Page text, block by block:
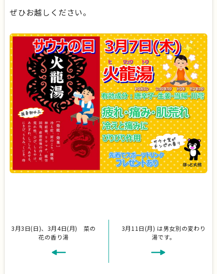
ぜひお越しください。
3月3日(日)、3月4日(月) 菜の
花の香り湯
3月11日(月) は男女別の変わり
湯です。